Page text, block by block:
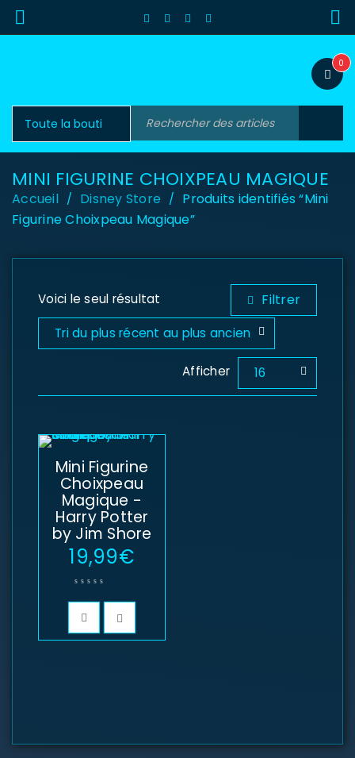
0
MINI FIGURINE CHOIXPEAU MAGIQUE
Accueil / Disney Store / Produits identifiés “Mini
Figurine Choixpeau Magique”
Voici le seul résultat Filtrer
Tri du plus récent au plus ancien
Afficher 16
Mini Figurine
Choixpeau
Magique -
Harry Potter
by Jim Shore
19,99€